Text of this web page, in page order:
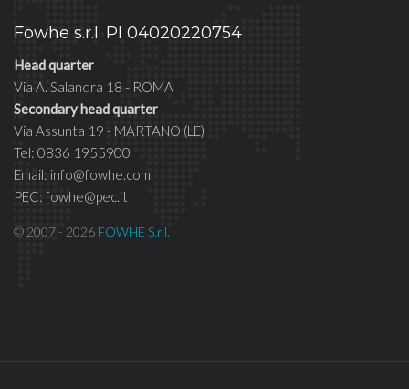
Fowhe s.r.l. PI 04020220754
Head quarter
Via A. Salandra 18 - ROMA
Secondary head quarter
Via Assunta 19 - MARTANO (LE)
Tel: 0836 1955900
Email: info@fowhe.com
PEC: fowhe@pec.it
© 2007 - 2026 FOWHE S.r.l.